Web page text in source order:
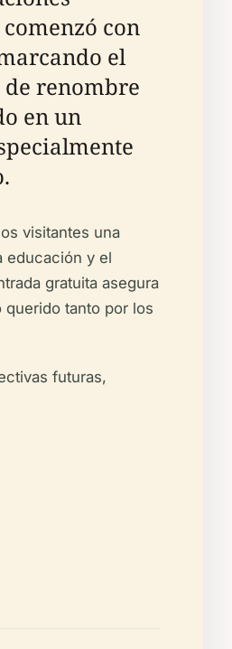
con
el
renombre
en un
visitantes una
educación y el
gratuita asegura
tanto por los
futuras,